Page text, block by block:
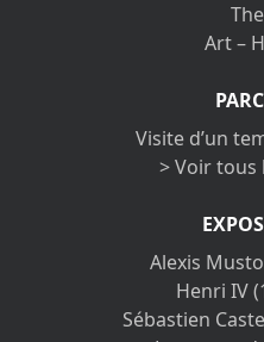
Art –
Visite d’un
> Voir tous
Alexis
Henri IV
Sébastien